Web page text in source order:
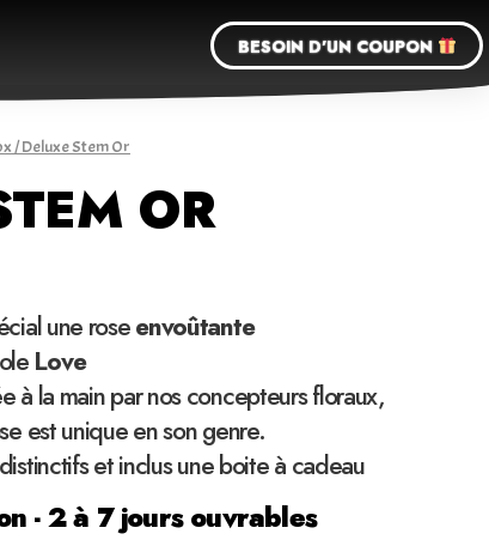
BESOIN D'UN COUPON
/ Deluxe Stem Or
OR
une roseenvoûtante
Love
à la main par nos concepteurs floraux,
est unique en son genre.
et inclus une boite à cadeau
- 2 à 7 jours ouvrables